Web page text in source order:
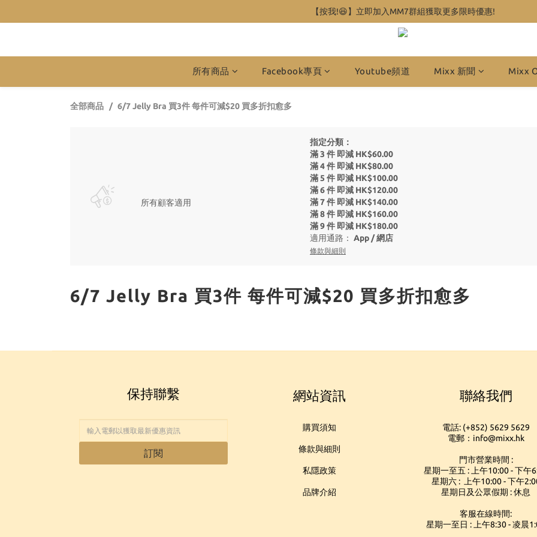
【按我!😆】立即加入MM7群組獲取更多限時優惠!
所有商品 Facebook專頁 Youtube頻道 Mixx 新聞 Mixx
全部商品 6/7 Jelly Bra 買3件 每件可減$20 買多折扣愈多
所有顧客適用
指定分類：
滿 3 件 即減 HK$60.00
滿 4 件 即減 HK$80.00
滿 5 件 即減 HK$100.00
滿 6 件 即減 HK$120.00
滿 7 件 即減 HK$140.00
滿 8 件 即減 HK$160.00
滿 9 件 即減 HK$180.00
適用通路： App /網店
條款與細則
6/7 Jelly Bra 買3件 每件可減$20 買多折扣愈多
保持聯繫
訂閱
網站資訊
購買須知
條款與細則
私隱政策
品牌介紹
聯絡我們
電話: (+852) 5629 5629
電郵：info@mixx.hk
門市營業時間 :
星期一至五 : 上午10:00 - 下午
星期六 : 上午10:00 - 下午
星期日及公眾假期 : 休息
客服在線時間:
星期一至日 : 上午8:30 - 凌晨